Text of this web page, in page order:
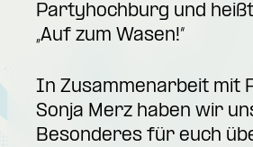
Partyhochburg und
„Auf zum Wasen!“
In Zusammenarbeit mit
Sonja Merz haben wir
Besonderes für euch